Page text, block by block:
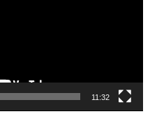
11:32